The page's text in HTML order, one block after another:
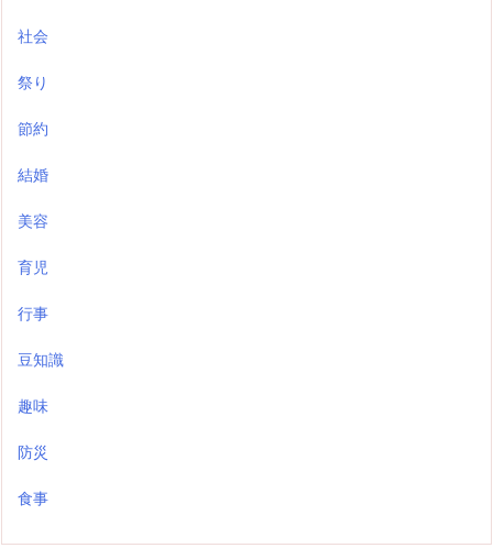
社会
祭り
節約
結婚
美容
育児
行事
豆知識
趣味
防災
食事